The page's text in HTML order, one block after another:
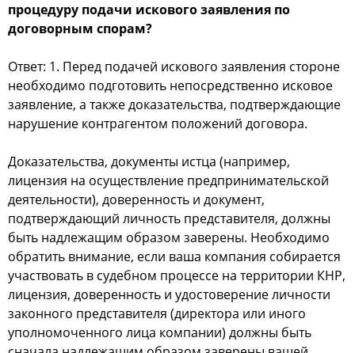
процедуру подачи искового заявления по
договорным спорам?
Ответ: 1. Перед подачей искового заявления стороне
необходимо подготовить непосредственно исковое
заявление, а также доказательства, подтверждающие
нарушение контрагентом положений договора.
Доказательства, документы истца (например,
лицензия на осуществление предпринимательской
деятельности), доверенность и документ,
подтверждающий личность представителя, должны
быть надлежащим образом заверены. Необходимо
обратить внимание, если ваша компания собирается
участвовать в судебном процессе на территории КНР,
лицензия, доверенность и удостоверение личности
законного представителя (директора или иного
уполномоченного лица компании) должны быть